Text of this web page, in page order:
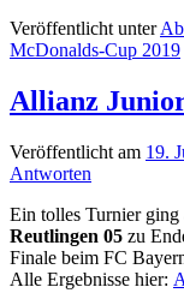
Veröffentlicht unter
McDonalds-Cup 2019
Allianz
Veröffentlicht am 19.
Antworten
Ein tolles Turnier
Reutlingen 05 zu
Finale beim FC
Alle Ergebnisse hier: